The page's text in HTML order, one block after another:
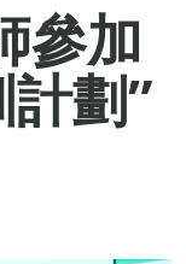
參加
劃”